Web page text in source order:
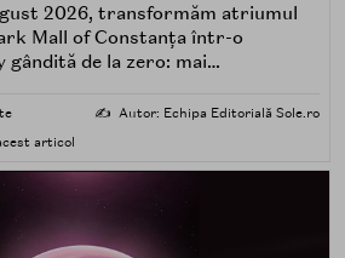
2026, transformăm atriumul
Mall of Constanța într-o
gândită de la zero: mai
să descoperi produse — testând,
întrebând.
✍️ Autor: Echipa Editorială Sole.ro
articol